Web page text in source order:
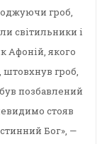
гроб,
світильники і
Афоній, якого
штовхнув гроб,
позбавлений
стояв
Бог», —